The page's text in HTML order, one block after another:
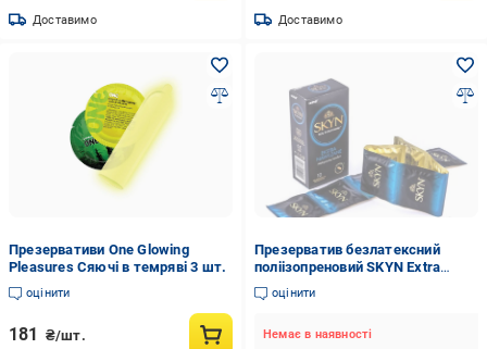
Доставимо Доставимо
Презервативи One Glowing
Pleasures Сяючі в темряві 3 шт.
оцінити
181 ₴/шт.
Презерватив безлатексний
поліізопреновий SKYN Extra
Lubricated (10-12-4528064)
оцінити
Немає в наявності